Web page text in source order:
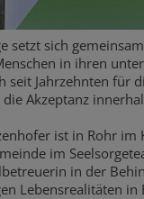
setzt sich
in ihren
seit Jahrzehnten für
Akzeptanz
ist in Rohr
im
in der
Lebensrealitäten